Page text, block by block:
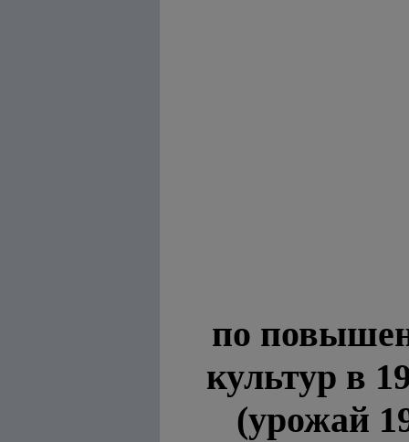
по
культур в
(урожай